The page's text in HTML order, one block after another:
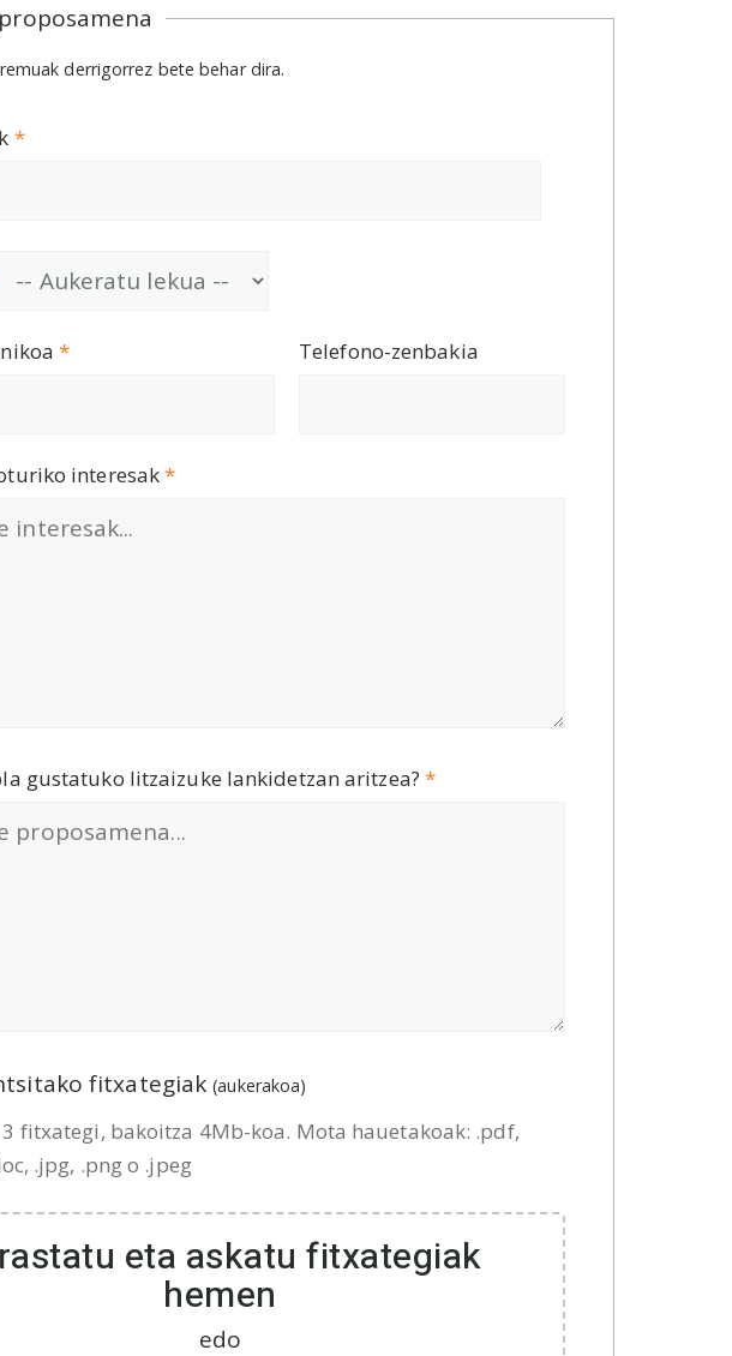
derrigorrez bete behar dira.
*
* Telefono-zenbakia
interesak*
gustatuko litzaizuke lankidetzan aritzea? *
fitxategiak(aukerakoa)
3 fitxategi, bakoitza 4Mb-koa. Mota hauetakoak: .pdf,
.jpg, .png o .jpeg
eta askatu fitxategiak
hemen
edo